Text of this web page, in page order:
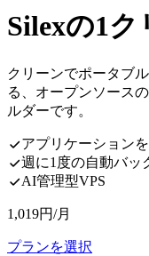
Silexの1
クリーンでポータブ
る、オープンソース
ルダーです。
アプリケーション
週に1度の自動バッ
AI管理型VPS
1,019円/月
プランを選択